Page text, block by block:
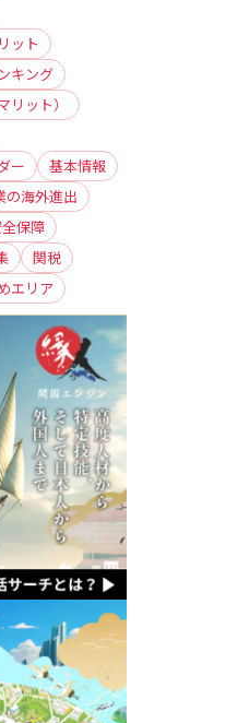
ット
キング
ット）
ー
基本情報
の海外進出
保障
関税
エリア